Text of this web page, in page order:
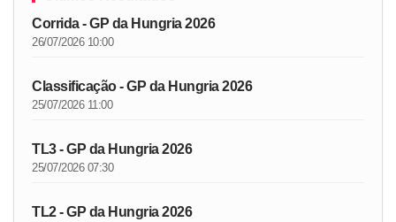
Corrida - GP da Hungria 2026
26/07/2026 10:00
Classificação - GP da Hungria 2026
25/07/2026 11:00
TL3 - GP da Hungria 2026
25/07/2026 07:30
TL2 - GP da Hungria 2026